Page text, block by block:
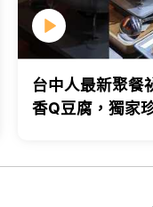
台中人最新聚餐
香Q豆腐，獨家